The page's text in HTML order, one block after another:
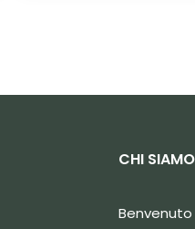
CHI SIAMO
Benvenuto